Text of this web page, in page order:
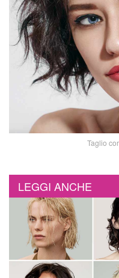
Taglio
LEGGI ANCHE